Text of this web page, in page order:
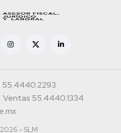
55.4440.2293
Ventas 55.4440.1334
- SLM